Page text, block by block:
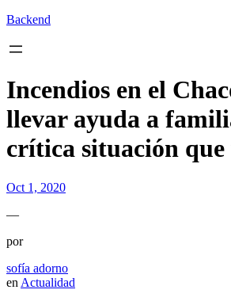
Backend
Incendios en el
llevar ayuda a
crítica situación que
Oct 1, 2020
—
por
sofía adorno
en Actualidad